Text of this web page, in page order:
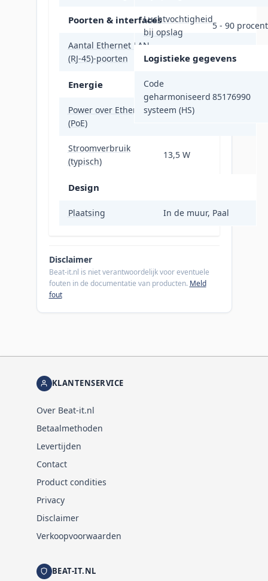
Poorten & interfaces
Aantal Ethernet LAN
(RJ-45)-poorten
Energie
Power over Ethernet
(PoE)
Ja
Stroomverbruik
(typisch)
13,5 W
Design
Plaatsing In de muur, Paal
Luchtvochtigheid
bij opslag
5 - 90 procent
Logistieke gegevens
Code
geharmoniseerd
systeem (HS)
85176990
Disclaimer
Beat-it.nl is niet verantwoordelijk voor eventuele
fouten in de documentatie van producten. Meld
fout
KLANTENSERVICE
Over Beat-it.nl
Betaalmethoden
Levertijden
Contact
Product condities
Privacy
Disclaimer
Verkoopvoorwaarden
BEAT-IT.NL